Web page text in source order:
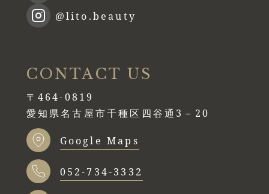
@lito.beauty
CONTACT US
〒464-0819
愛知県名古屋市千種区四谷通3－20
Google Maps
052-734-3332